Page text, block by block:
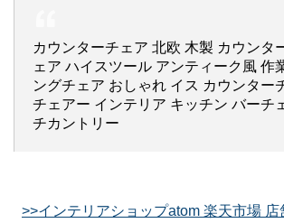
カウンターチェア 北欧 木製 カウンタ
ェア ハイスツール アンティーク風 作
ングチェア おしゃれ イス カウンター
チェアー インテリア キッチン バーチ
チカントリー
>>インテリアショップatom 楽天市場